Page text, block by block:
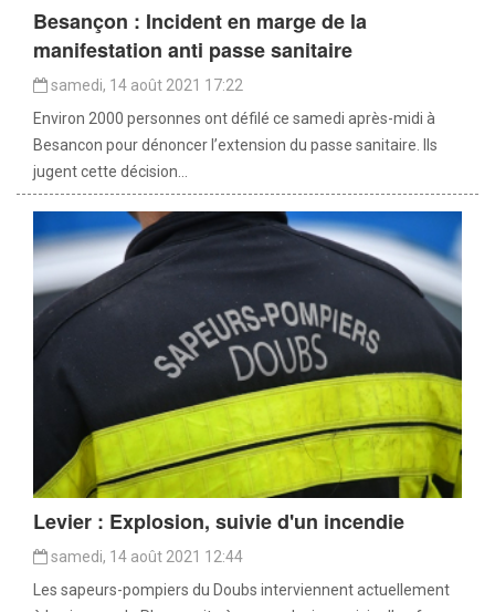
Besançon : Incident en marge de la
manifestation anti passe sanitaire
samedi, 14 août 2021 17:22
Environ 2000 personnes ont défilé ce samedi après-midi à
Besancon pour dénoncer l’extension du passe sanitaire. Ils
jugent cette décision...
Levier : Explosion, suivie d'un incendie
samedi, 14 août 2021 12:44
Les sapeurs-pompiers du Doubs interviennent actuellement